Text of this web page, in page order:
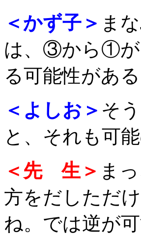
＜かず子＞ ま
は、③から①が
る可能性があ
＜よしお＞ そ
と、それも可
＜先 生＞ ま
方をだしただ
ね。では逆が